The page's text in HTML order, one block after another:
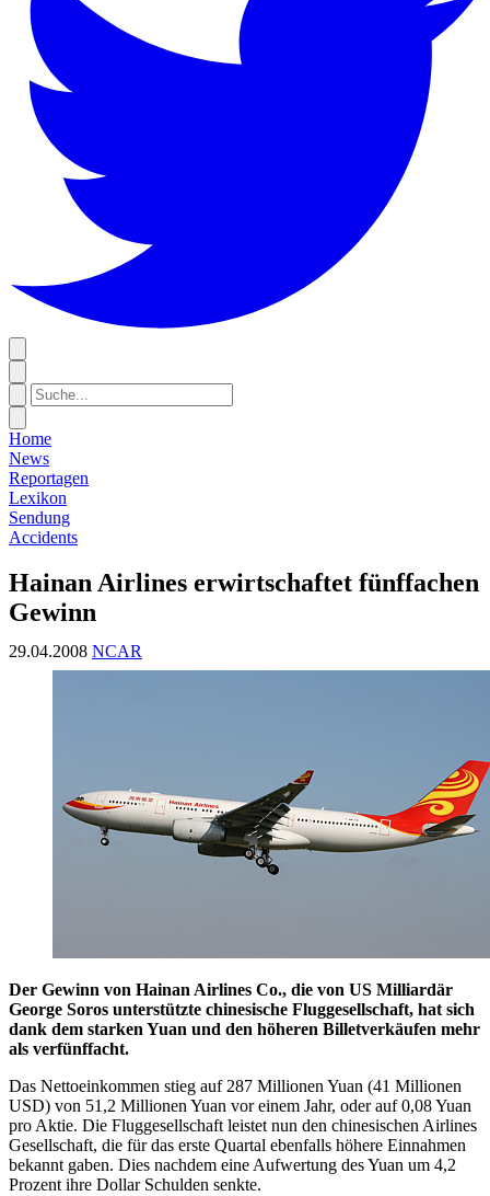
Home
News
Reportagen
Lexikon
Sendung
Accidents
Hainan Airlines erwirtschaftet fünffachen
Gewinn
29.04.2008 NCAR
Der Gewinn von Hainan Airlines Co., die von US Milliardär
George Soros unterstützte chinesische Fluggesellschaft, hat sich
dank dem starken Yuan und den höheren Billetverkäufen mehr
als verfünffacht.
Das Nettoeinkommen stieg auf 287 Millionen Yuan (41 Millionen
USD) von 51,2 Millionen Yuan vor einem Jahr, oder auf 0,08 Yuan
pro Aktie. Die Fluggesellschaft leistet nun den chinesischen Airlines
Gesellschaft, die für das erste Quartal ebenfalls höhere Einnahmen
bekannt gaben. Dies nachdem eine Aufwertung des Yuan um 4,2
Prozent ihre Dollar Schulden senkte.